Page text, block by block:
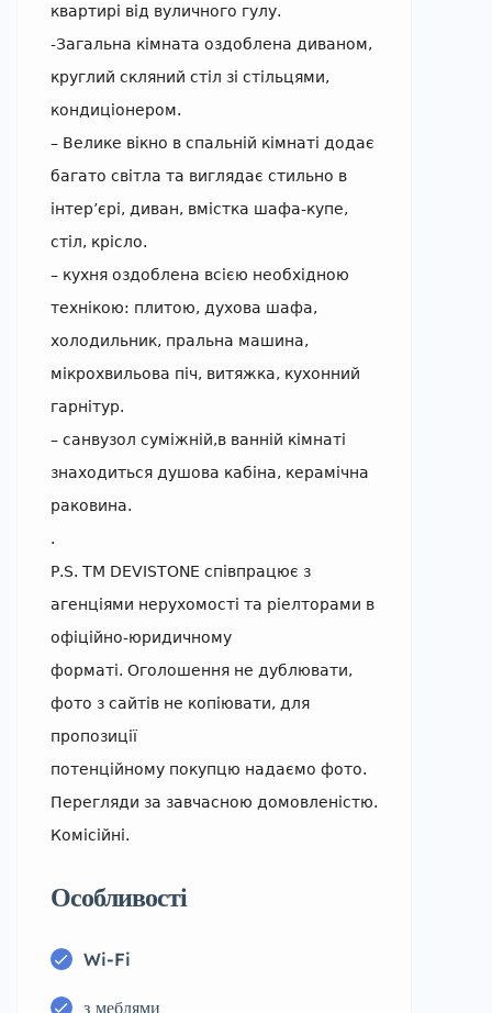
квартирі від вуличного гулу.
-Загальна кімната оздоблена диваном,
круглий скляний стіл зі стільцями,
кондиціонером.
– Велике вікно в спальній кімнаті додає
багато світла та виглядає стильно в
інтер’єрі, диван, вмістка шафа-купе,
стіл, крісло.
– кухня оздоблена всією необхідною
технікою: плитою, духова шафа,
холодильник, пральна машина,
мікрохвильова піч, витяжка, кухонний
гарнітур.
– санвузол суміжній,в ванній кімнаті
знаходиться душова кабіна, керамічна
раковина.
.
Р.S. ТМ DEVISTONE співпрацює з
агенціями нерухомості та ріелторами в
офіційно-юридичному
форматі. Оголошення не дублювати,
фото з сайтів не копіювати, для
пропозиції
потенційному покупцю надаємо фото.
Перегляди за завчасною домовленістю.
Комісійні.
Особливості
Wi-Fi
з меблями